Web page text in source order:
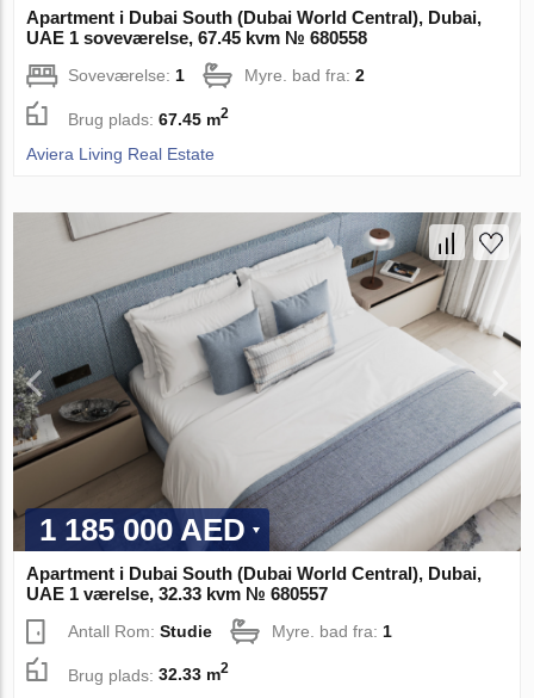
Apartment i Dubai South (Dubai World Central), Dubai,
UAE 1 soveværelse, 67.45 kvm № 680558
Soveværelse: 1 Myre. bad fra:2
Brug plads:67.45 m2
Aviera Living Real Estate
1 185 000 AED
Apartment i Dubai South (Dubai World Central), Dubai,
UAE 1 værelse, 32.33 kvm № 680557
Antall Rom:Studie Myre. bad fra: 1
Brug plads:32.33 m2